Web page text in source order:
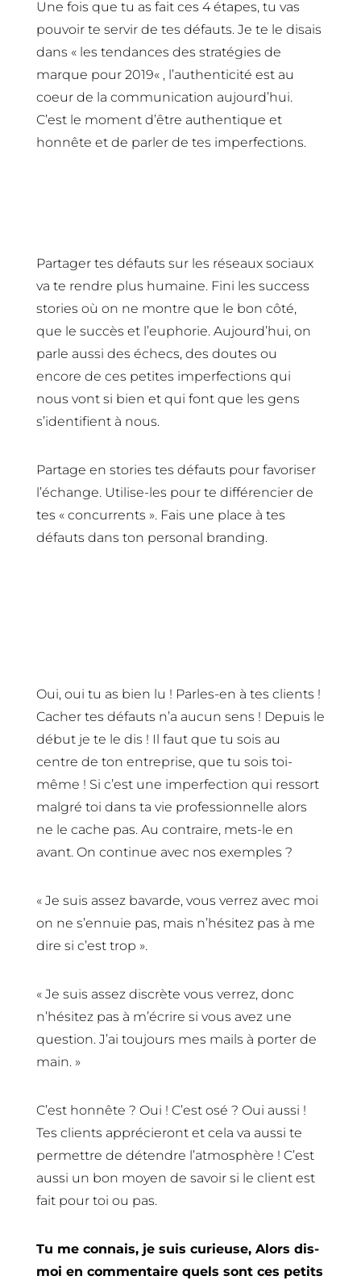
Une fois que tu as fait ces 4 étapes, tu vas
pouvoir te servir de tes défauts. Je te le disais
dans « les tendances des stratégies de
marque pour 2019« , l’authenticité est au
coeur de la communication aujourd’hui.
C’est le moment d’être authentique et
honnête et de parler de tes imperfections.
Partager tes défauts sur les réseaux sociaux
va te rendre plus humaine. Fini les success
stories où on ne montre que le bon côté,
que le succès et l’euphorie. Aujourd’hui, on
parle aussi des échecs, des doutes ou
encore de ces petites imperfections qui
nous vont si bien et qui font que les gens
s’identifient à nous.
Partage en stories tes défauts pour favoriser
l’échange. Utilise-les pour te différencier de
tes « concurrents ». Fais une place à tes
défauts dans ton personal branding.
Oui, oui tu as bien lu ! Parles-en à tes clients !
Cacher tes défauts n’a aucun sens ! Depuis le
début je te le dis ! Il faut que tu sois au
centre de ton entreprise, que tu sois toi-
même ! Si c’est une imperfection qui ressort
malgré toi dans ta vie professionnelle alors
ne le cache pas. Au contraire, mets-le en
avant. On continue avec nos exemples ?
« Je suis assez bavarde, vous verrez avec moi
on ne s’ennuie pas, mais n’hésitez pas à me
dire si c’est trop ».
« Je suis assez discrète vous verrez, donc
n’hésitez pas à m’écrire si vous avez une
question. J’ai toujours mes mails à porter de
main. »
C’est honnête ? Oui ! C’est osé ? Oui aussi !
Tes clients apprécieront et cela va aussi te
permettre de détendre l’atmosphère ! C’est
aussi un bon moyen de savoir si le client est
fait pour toi ou pas.
Tu me connais, je suis curieuse, Alors dis-
moi en commentaire quels sont ces petits